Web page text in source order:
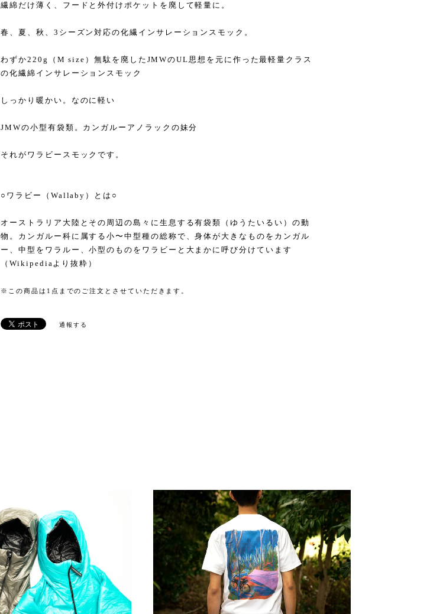
繊綿だけ薄く、フードと外付けポケットを廃して軽量に。
春、夏、秋、3シーズン対応の化繊インサレーションスモック。
わずか220g（M size）無駄を廃したJMWのUL思想を元に作った最軽量クラス
の化繊綿インサレーションスモック
しっかり暖かい。なのに軽い
JMWの小型有袋類。カンガルーアノラックの妹分
それがワラビースモックです。
○ワラビー（Wallaby）とは○
オーストラリア大陸とその周辺の島々に生息する有袋類（ゆうたいるい）の動
物。カンガルー科に属する小〜中型種の総称で、身体が大きなものをカンガル
ー、中型をワラルー、小型のものをワラビーと大まかに呼び分けています
（Wikipediaより抜粋）
※この商品は1点までのご注文とさせていただきます。
通報する